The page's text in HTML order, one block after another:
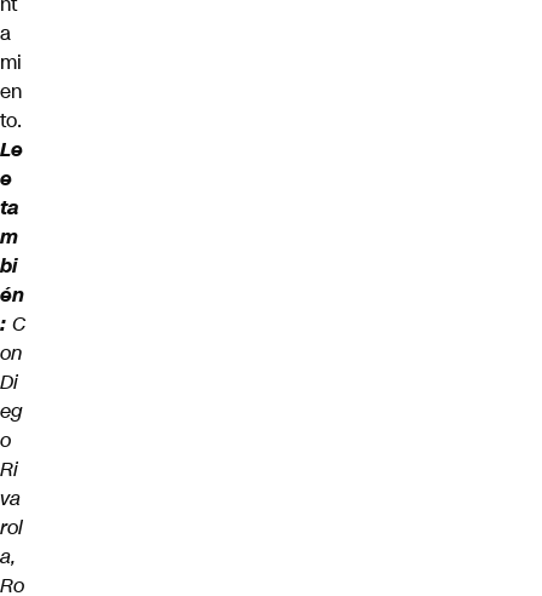
a
mi
en
to.
Le
e
ta
m
bi
én
: C
on
Di
eg
o
Ri
va
rol
a,
Ro